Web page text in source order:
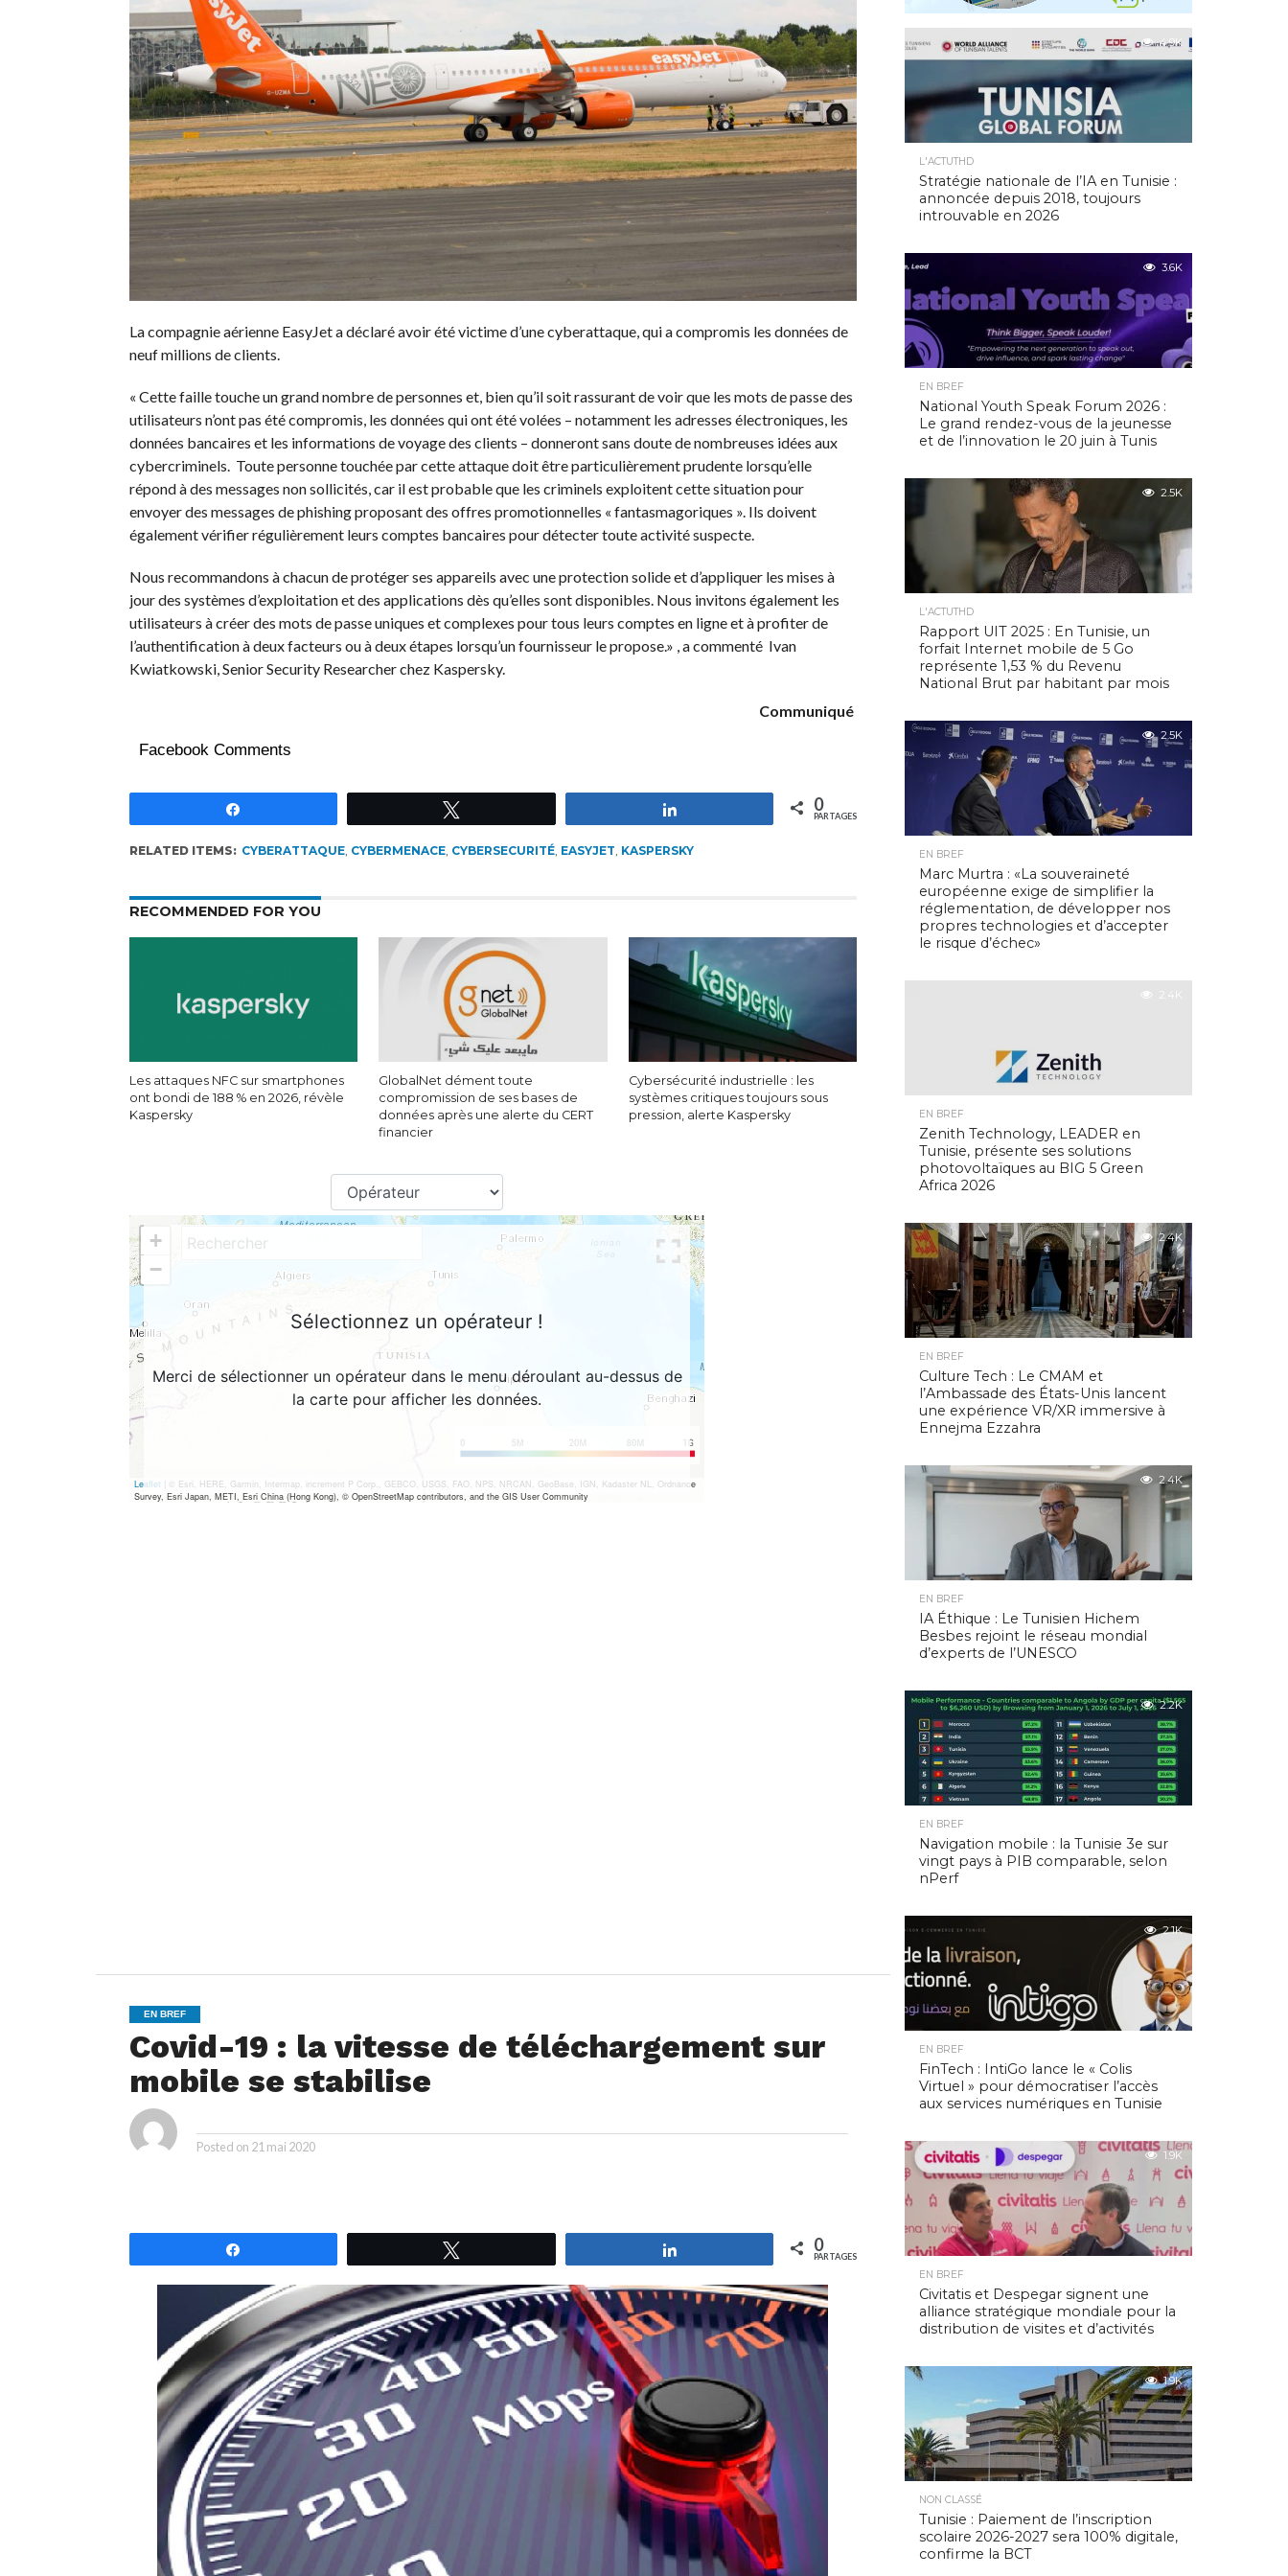
La compagnie aérienne EasyJet a déclaré avoir été victime d’une cyberattaque, qui a compromis les données de
neuf millions de clients.
« Cette faille touche un grand nombre de personnes et, bien qu’il soit rassurant de voir que les mots de passe des
utilisateurs n’ont pas été compromis, les données qui ont été volées – notamment les adresses électroniques, les
données bancaires et les informations de voyage des clients – donneront sans doute de nombreuses idées aux
cybercriminels. Toute personne touchée par cette attaque doit être particulièrement prudente lorsqu’elle
répond à des messages non sollicités, car il est probable que les criminels exploitent cette situation pour
envoyer des messages de phishing proposant des offres promotionnelles « fantasmagoriques ». Ils doivent
également vérifier régulièrement leurs comptes bancaires pour détecter toute activité suspecte.
Nous recommandons à chacun de protéger ses appareils avec une protection solide et d’appliquer les mises à
jour des systèmes d’exploitation et des applications dès qu’elles sont disponibles. Nous invitons également les
utilisateurs à créer des mots de passe uniques et complexes pour tous leurs comptes en ligne et à profiter de
l’authentification à deux facteurs ou à deux étapes lorsqu’un fournisseur le propose.» , a commenté Ivan
Kwiatkowski, Senior Security Researcher chez Kaspersky.
Communiqué
Facebook Comments
0
PARTAGES
RELATED ITEMS: CYBERATTAQUE, CYBERMENACE, CYBERSECURITÉ, EASYJET KASPERSKY
RECOMMENDED FOR YOU
Les attaques NFC sur smartphones
ont bondi de 188 % en 2026, révèle
Kaspersky
GlobalNet dément toute
compromission de ses bases de
données après une alerte du CERT
financier
Cybersécurité industrielle : les
systèmes critiques toujours sous
pression, alerte Kaspersky
EN BREF
Covid-19 : la vitesse de téléchargement sur
mobile se stabilise
Posted on 21 mai 2020
0
PARTAGES
4.9K
L'ACTUTHD
Stratégie nationale de l’IA en Tunisie :
annoncée depuis 2018, toujours
introuvable en 2026
3.6K
EN BREF
National Youth Speak Forum 2026 :
Le grand rendez-vous de la jeunesse
et de l’innovation le 20 juin à Tunis
2.5K
L'ACTUTHD
Rapport UIT 2025 : En Tunisie, un
forfait Internet mobile de 5 Go
représente 1,53 % du Revenu
National Brut par habitant par mois
2.5K
EN BREF
Marc Murtra : «La souveraineté
européenne exige de simplifier la
réglementation, de développer nos
propres technologies et d’accepter
le risque d’échec»
2.4K
EN BREF
Zenith Technology, LEADER en
Tunisie, présente ses solutions
photovoltaïques au BIG 5 Green
Africa 2026
2.4K
EN BREF
Culture Tech : Le CMAM et
l’Ambassade des États-Unis lancent
une expérience VR/XR immersive à
Ennejma Ezzahra
2.4K
EN BREF
IA Éthique : Le Tunisien Hichem
Besbes rejoint le réseau mondial
d’experts de l’UNESCO
2.2K
EN BREF
Navigation mobile : la Tunisie 3e sur
vingt pays à PIB comparable, selon
nPerf
2.1K
EN BREF
FinTech : IntiGo lance le « Colis
Virtuel » pour démocratiser l’accès
aux services numériques en Tunisie
1.9K
EN BREF
Civitatis et Despegar signent une
alliance stratégique mondiale pour la
distribution de visites et d’activités
1.9K
NON CLASSÉ
Tunisie : Paiement de l’inscription
scolaire 2026-2027 sera 100% digitale,
confirme la BCT